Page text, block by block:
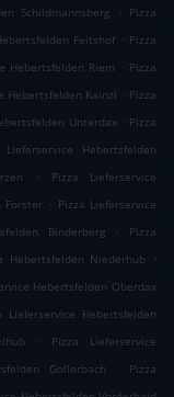
Schildmannsberg . Pizza
Feitshof . Pizza
Hebertsfelden Riem . Pizza
Hebertsfelden Kainzl . Pizza
Unterdax . Pizza
Lieferservice Hebertsfelden
.
Pizza Lieferservice
Forster . Pizza Lieferservice
Binderberg .
Pizza
Hebertsfelden Niederhub
.
Hebertsfelden Oberdax
Lieferservice Hebertsfelden
.
Pizza Lieferservice
Gollerbach .
Pizza